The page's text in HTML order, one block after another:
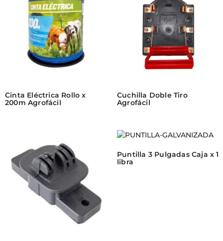
Cinta Eléctrica Rollo x
200m Agrofácil
Cuchilla Doble Tiro
Agrofácil
Puntilla 3 Pulgadas Caja x 1
libra